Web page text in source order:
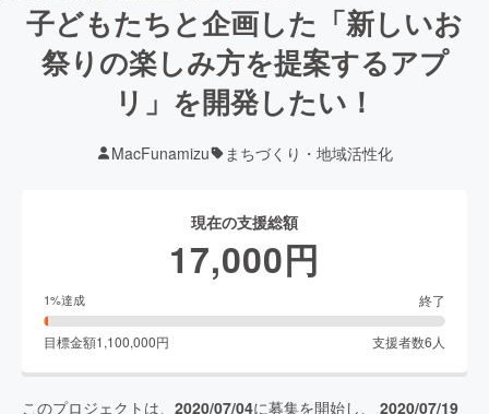
子どもたちと企画した「新しいお
祭りの楽しみ方を提案するアプ
リ」を開発したい！
MacFunamizu まちづくり・地域活性化
現在の支援総額
17,000円
1%達成 終了
目標金額1,100,000円 支援者数6 人
このプロジェクトは、 2020/07/04に募集を開始し、 2020/07/19